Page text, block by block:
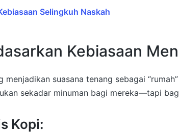
Selingkuh Naskah
Kebiasaan
menjadikan suasana tenang sebagai
sekadar minuman bagi mereka—tapi
Kopi: